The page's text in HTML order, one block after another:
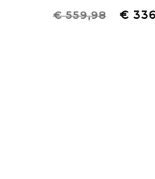
€ 559,98
€